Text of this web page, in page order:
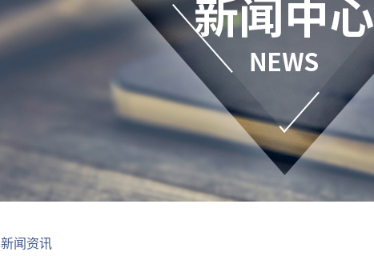
新闻资讯